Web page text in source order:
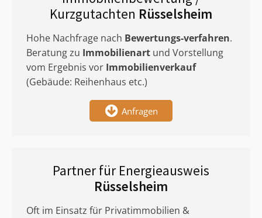
Kurzgutachten Rüsselsheim
Hohe Nachfrage nach Bewertungs-verfahren.
Beratung zu Immobilienart und Vorstellung
vom Ergebnis vor Immobilienverkauf
(Gebäude: Reihenhaus etc.)
Anfragen
Partner für Energieausweis
Rüsselsheim
Oft im Einsatz für Privatimmobilien &